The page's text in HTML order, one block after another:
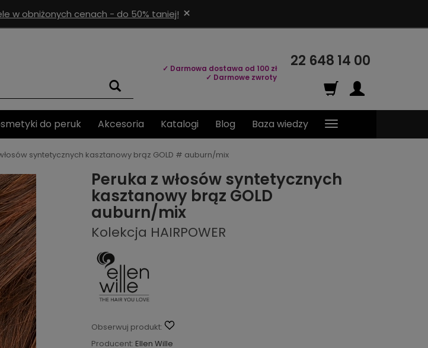
w obniżonych cenach - do 50% taniej! ×
✓ Darmowa dostawa od 100 zł
✓ Darmowe zwroty
22 648 14 00
do peruk Akcesoria Katalogi Blog Baza wiedzy
syntetycznych kasztanowy brąz GOLD # auburn/mix
Peruka z włosów syntetycznych
kasztanowy brąz GOLD
auburn/mix
Kolekcja HAIRPOWER
Obserwuj produkt:
Producent: Ellen Wille